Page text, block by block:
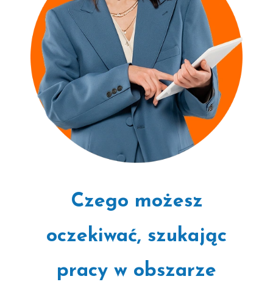
Czego możesz
oczekiwać, szukając
pracy w obszarze